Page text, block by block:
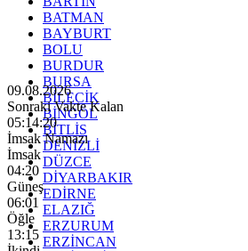
BATMAN
BAYBURT
BOLU
BURDUR
BURSA
BİLECİK
BİNGÖL
BİTLİS
DENİZLİ
DÜZCE
DİYARBAKIR
EDİRNE
ELAZIĞ
ERZURUM
ERZİNCAN
09.08.2026
Sonraki Vakte Kalan
05:14:19
İmsak Namazı
İmsak
04:20
Güneş
06:01
Öğle
13:15